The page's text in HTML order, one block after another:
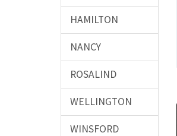
HAMILTON
NANCY
ROSALIND
WELLINGTON
WINSFORD